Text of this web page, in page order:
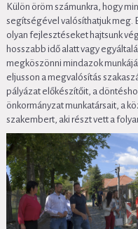
Külön öröm számunkra, hogy
segítségével valósíthatjuk meg.
olyan fejlesztéseket hajtsunk
hosszabb idő alatt vagy
megköszönni mindazok
eljusson a megvalósítás
pályázat előkészítőit, a
önkormányzat munkatársait, a
szakembert, aki részt vett a